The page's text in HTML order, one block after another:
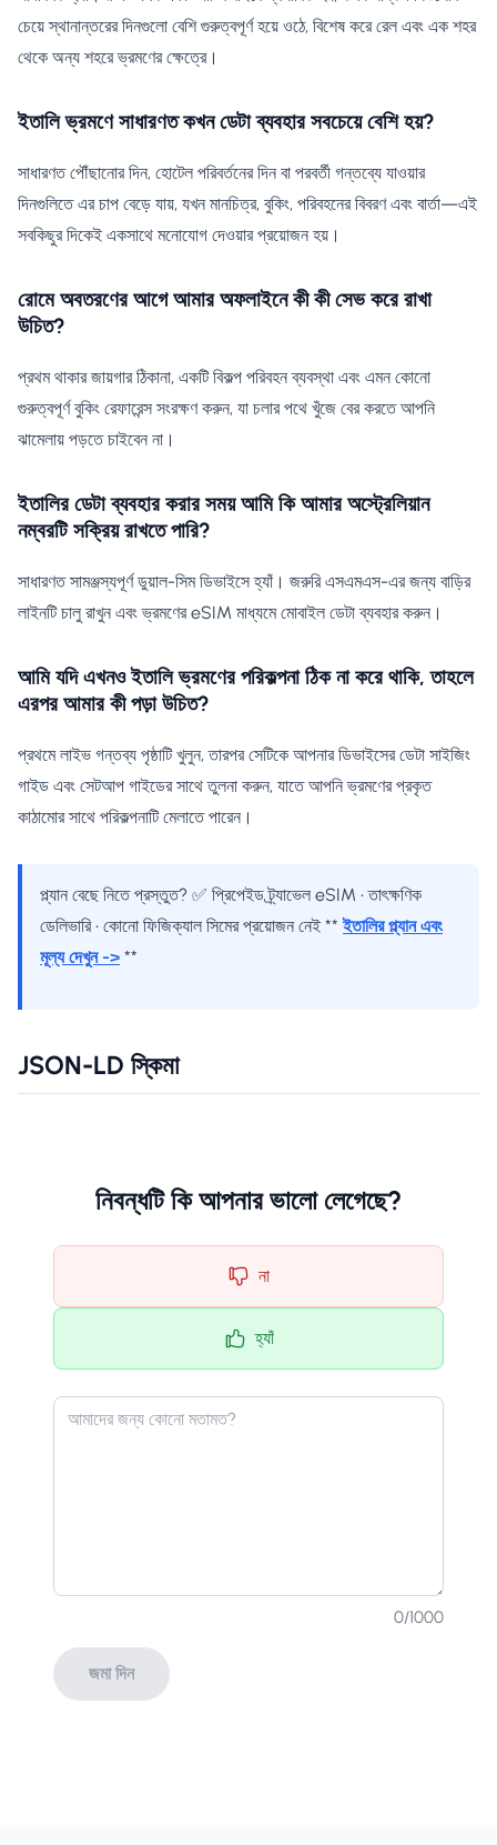
চেয়ে স্থানান্তরের দিনগুলো বেশি গুরুত্বপূর্ণ হয়ে ওঠে, বিশেষ করে রেল এবং এক শহর
থেকে অন্য শহরে ভ্রমণের ক্ষেত্রে।
ইতালি ভ্রমণে সাধারণত কখন ডেটা ব্যবহার সবচেয়ে বেশি হয়?
সাধারণত পৌঁছানোর দিন, হোটেল পরিবর্তনের দিন বা পরবর্তী গন্তব্যে যাওয়ার
দিনগুলিতে এর চাপ বেড়ে যায়, যখন মানচিত্র, বুকিং, পরিবহনের বিবরণ এবং বার্তা—এই
সবকিছুর দিকেই একসাথে মনোযোগ দেওয়ার প্রয়োজন হয়।
রোমে অবতরণের আগে আমার অফলাইনে কী কী সেভ করে রাখা
উচিত?
প্রথম থাকার জায়গার ঠিকানা, একটি বিকল্প পরিবহন ব্যবস্থা এবং এমন কোনো
গুরুত্বপূর্ণ বুকিং রেফারেন্স সংরক্ষণ করুন, যা চলার পথে খুঁজে বের করতে আপনি
ঝামেলায় পড়তে চাইবেন না।
ইতালির ডেটা ব্যবহার করার সময় আমি কি আমার অস্ট্রেলিয়ান
নম্বরটি সক্রিয় রাখতে পারি?
সাধারণত সামঞ্জস্যপূর্ণ ডুয়াল-সিম ডিভাইসে হ্যাঁ। জরুরি এসএমএস-এর জন্য বাড়ির
লাইনটি চালু রাখুন এবং ভ্রমণের eSIM মাধ্যমে মোবাইল ডেটা ব্যবহার করুন।
আমি যদি এখনও ইতালি ভ্রমণের পরিকল্পনা ঠিক না করে থাকি, তাহলে
এরপর আমার কী পড়া উচিত?
প্রথমে লাইভ গন্তব্য পৃষ্ঠাটি খুলুন, তারপর সেটিকে আপনার ডিভাইসের ডেটা সাইজিং
গাইড এবং সেটআপ গাইডের সাথে তুলনা করুন, যাতে আপনি ভ্রমণের প্রকৃত
কাঠামোর সাথে পরিকল্পনাটি মেলাতে পারেন।
প্ল্যান বেছে নিতে প্রস্তুত? ✅ প্রিপেইড ট্র্যাভেল eSIM • তাৎক্ষণিক
ডেলিভারি • কোনো ফিজিক্যাল সিমের প্রয়োজন নেই **ইতালির প্ল্যান এবং
মূল্য দেখুন -> **
JSON-LD স্কিমা
নিবন্ধটি কি আপনার ভালো লেগেছে?
না
হ্যাঁ
0/1000
জমা দিন